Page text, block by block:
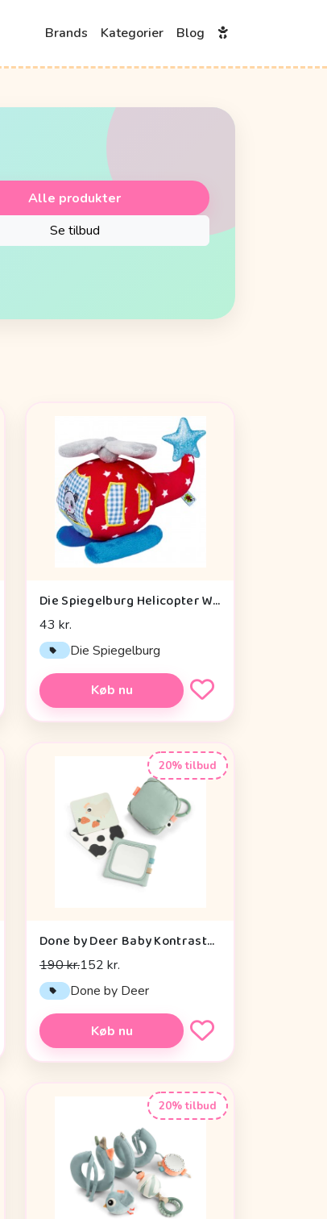
Brands Kategorier Blog
Alle produkter
Se tilbud
Die Spiegelburg Helicopter With Vibration Module Baby Charms - Legetøj
43 kr.
Die Spiegelburg
Køb nu
20% tilbud
Done by Deer Baby Kontrastkortholder - Tiny Farm - Grøn
190 kr.152 kr.
Done by Deer
Køb nu
20% tilbud